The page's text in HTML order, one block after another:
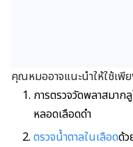
คุณหมออาจแนะนำให้ใช้เพี
การตรวจวัดพลาสมาก
หลอดเลือดดำ
ตรวจน้ำตาลในเลือดด้ว